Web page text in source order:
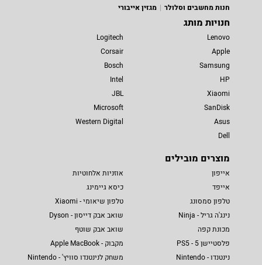
חנות מחשבים וסלולר
מגזין אייבורי
חנויות מותג
Lenovo
Apple
Samsung
HP
Xiaomi
SanDisk
Asus
Dell
Logitech
Corsair
Bosch
Intel
JBL
Microsoft
Western Digital
מוצרים מובילים
אייפון
אייפד
טלפון סמסונג
נינג'ה גריל - Ninja
מכונת קפה
פלסטיישן 5 - PS5
נינטנדו - Nintendo
אוזניות אלחוטיות
כיסא גיימינג
טלפון שיאומי - Xiaomi
שואב אבק דייסון - Dyson
שואב אבק שוטף
מקבוק - Apple MacBook
משחק לנינטנדו סוויץ' - Nintendo